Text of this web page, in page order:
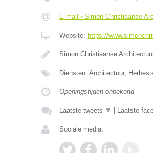
E-mail › Simon Christiaanse
Website: https://
Simon Christiaanse
Diensten: Architectuur,
Openingstijden onbekend
Laatste tweets ▼ Laatste
Sociale media: